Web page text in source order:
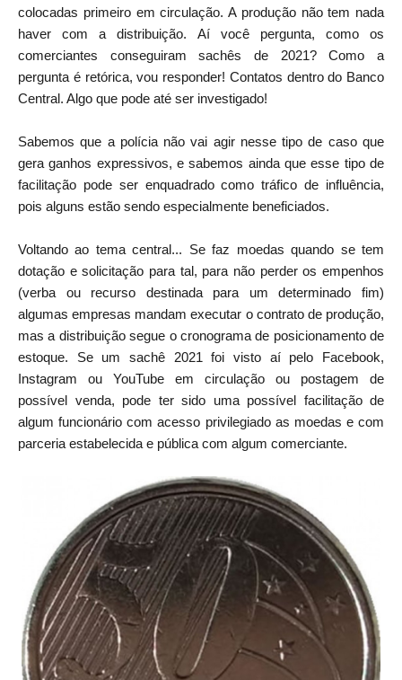
colocadas primeiro em circulação. A produção não tem nada
haver com a distribuição. Aí você pergunta, como os
comerciantes conseguiram sachês de 2021? Como a
pergunta é retórica, vou responder! Contatos dentro do Banco
Central. Algo que pode até ser investigado!
Sabemos que a polícia não vai agir nesse tipo de caso que
gera ganhos expressivos, e sabemos ainda que esse tipo de
facilitação pode ser enquadrado como tráfico de influência,
pois alguns estão sendo especialmente beneficiados.
Voltando ao tema central... Se faz moedas quando se tem
dotação e solicitação para tal, para não perder os empenhos
(verba ou recurso destinada para um determinado fim)
algumas empresas mandam executar o contrato de produção,
mas a distribuição segue o cronograma de posicionamento de
estoque. Se um sachê 2021 foi visto aí pelo Facebook,
Instagram ou YouTube em circulação ou postagem de
possível venda, pode ter sido uma possível facilitação de
algum funcionário com acesso privilegiado as moedas e com
parceria estabelecida e pública com algum comerciante.